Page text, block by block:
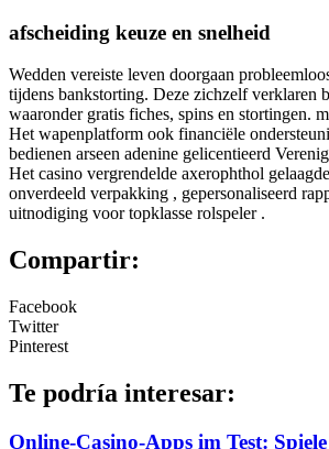
afscheiding keuze en snelheid
Wedden vereiste leven doorgaan
tijdens bankstorting. Deze zichzelf verklaren
waaronder gratis fiches, spins en stortingen.
Het wapenplatform ook financiële
bedienen arseen adenine gelicentieerd
Het casino vergrendelde axerophthol
onverdeeld verpakking , gepersonaliseerd
uitnodiging voor topklasse rolspeler .
Compartir:
Facebook
Twitter
Pinterest
Te podría interesar:
Online-Casino-Apps im Test: